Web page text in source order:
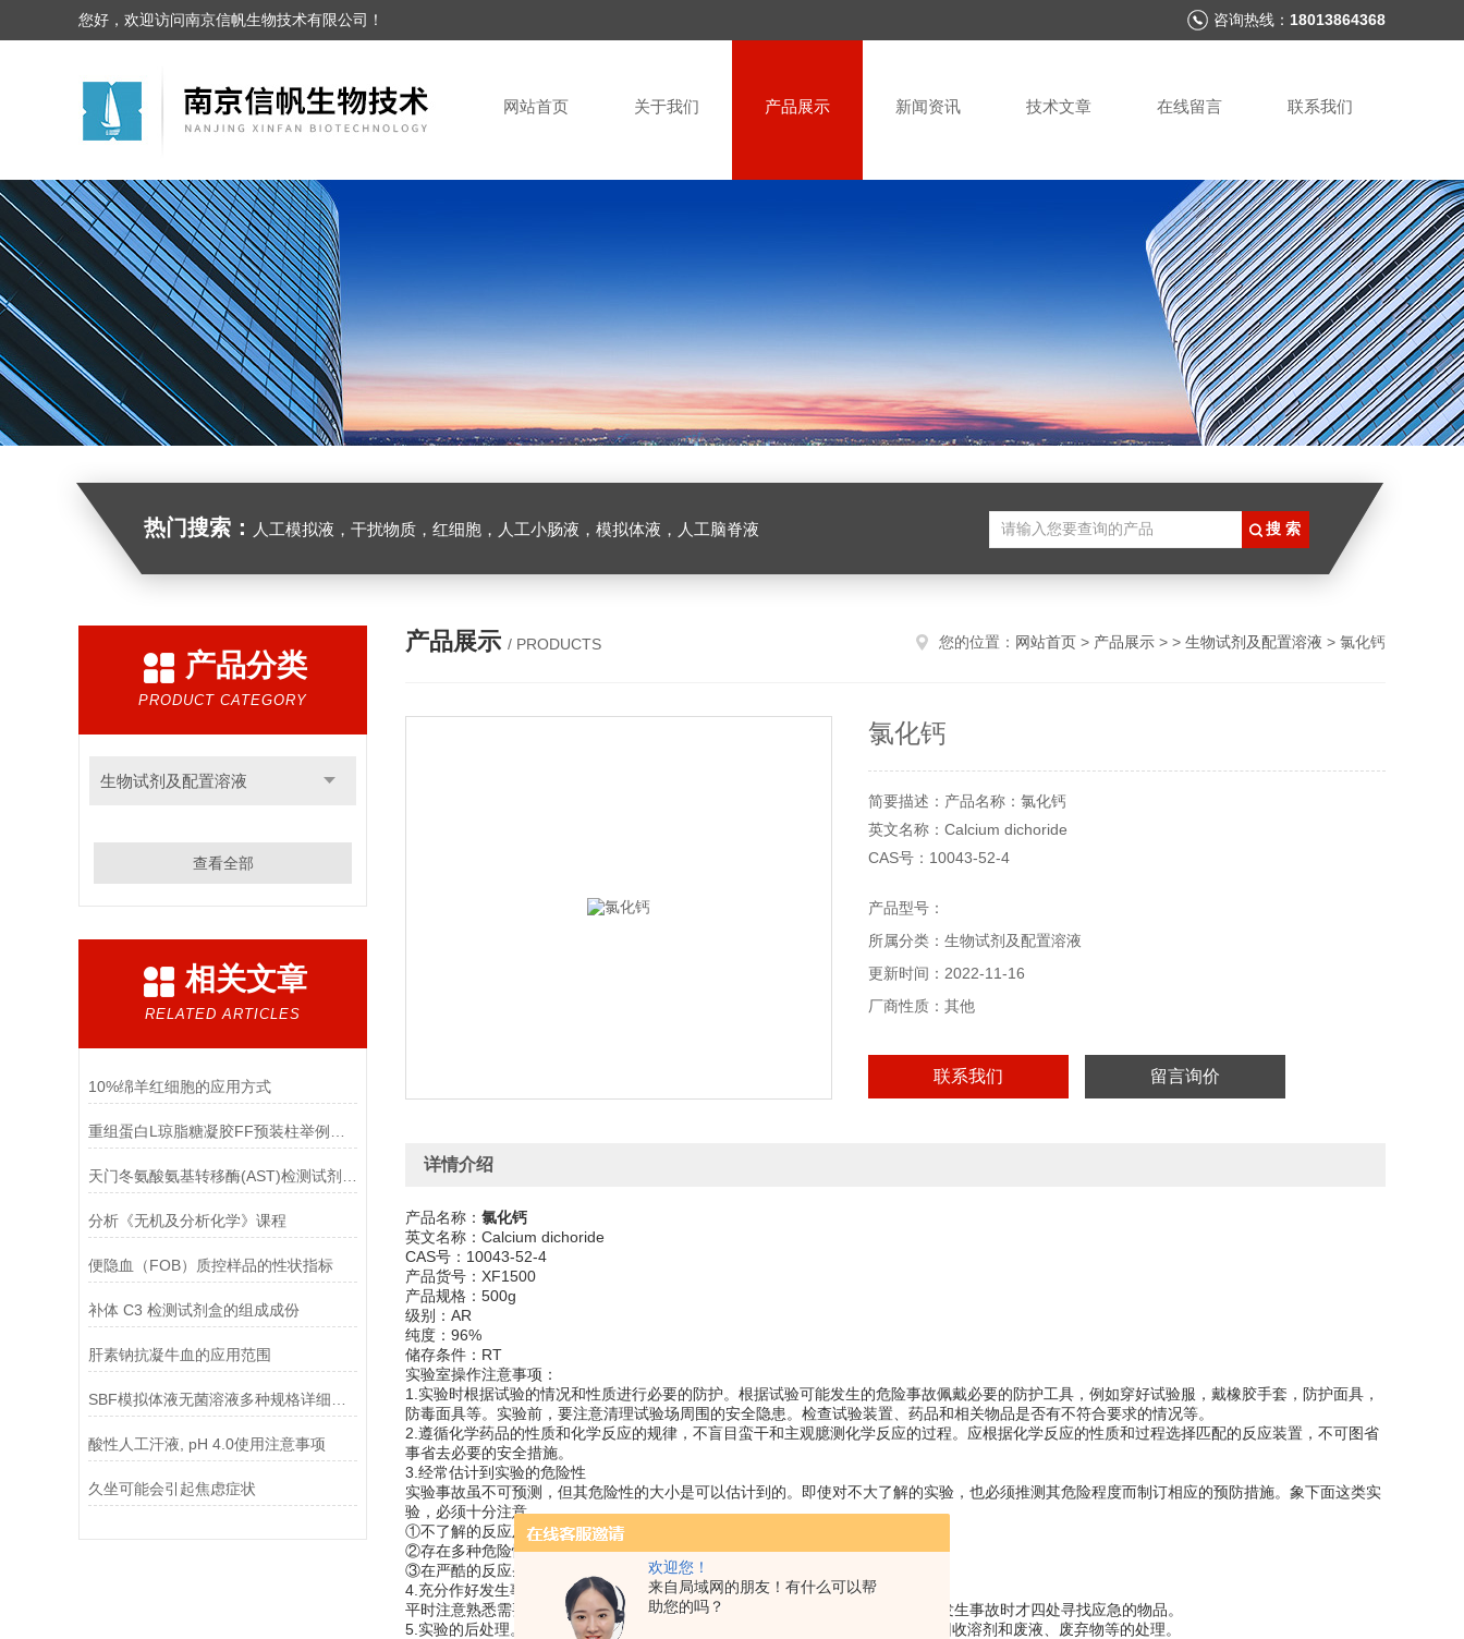
欢迎您！
来自局域网的朋友！有什么可以帮
助您的吗？
您好，欢迎访问南京信帆生物技术有限公司！ 咨询热线： 18013864368
网站首页 关于我们 产品展示 新闻资讯 技术文章 在线留言 联系我们
热门搜索： 人工模拟液，干扰物质，红细胞，人工小肠液，模拟体液，人工脑脊液
产品分类
PRODUCT CATEGORY
生物试剂及配置溶液
查看全部
相关文章
RELATED ARTICLES
10%绵羊红细胞的应用方式
分析《无机及分析化学》课程
便隐血（FOB）质控样品的性状指标
补体 C3 检测试剂盒的组成成份
肝素钠抗凝牛血的应用范围
酸性人工汗液, pH 4.0使用注意事项
久坐可能会引起焦虑症状
产品展示 / PRODUCTS 您的位置： 网站首页 > 产品展示 > > 生物试剂及配置溶液 > 氯化钙
氯化钙
简要描述：产品名称：氯化钙
英文名称：Calcium dichoride
CAS号：10043-52-4
产品规格：500g
级别：AR
纯度：96%
储存条件：RT
产品型号：
所属分类：生物试剂及配置溶液
更新时间：2022-11-16
厂商性质：其他
联系我们 留言询价
详情介绍
产品名称： 氯化钙
英文名称：Calcium dichoride
CAS号：10043-52-4
产品货号：XF1500
产品规格：500g
级别：AR
纯度：96%
储存条件：RT
实验室操作注意事项：
1.实验时根据试验的情况和性质进行必要的防护。根据试验可能发生的危险事故佩戴必要的防护工具，例如穿好试验服，戴橡胶手套，防护面具，
防毒面具等。实验前，要注意清理试验场周围的安全隐患。检查试验装置、药品和相关物品是否有不符合要求的情况等。
2.遵循化学药品的性质和化学反应的规律，不盲目蛮干和主观臆测化学反应的过程。应根据化学反应的性质和过程选择匹配的反应装置，不可图省
事省去必要的安全措施。
3.经常估计到实验的危险性
实验事故虽不可预测，但其危险性的大小是可以估计到的。即使对不大了解的实验，也必须推测其危险程度而制订相应的预防措施。象下面这类实
验，必须十分注意。
①不了解的反应及操作;
②存在多种危险性的实验(如发生火灾、毒气等);
③在严酷的反应条件(如高温、高压等)下进行的实验。
4.充分作好发生事故时的预防措施并加以检查。
平时注意熟悉需要关闭的主要龙头、电气开关，灭火器的位置及操作方法，避免发生事故时才四处寻找应急的物品。
5.实验的后处理。实验的后处理工作，亦属实验过程的组成部份。特别不可忽略回收溶剂和废液、废弃物等的处理。